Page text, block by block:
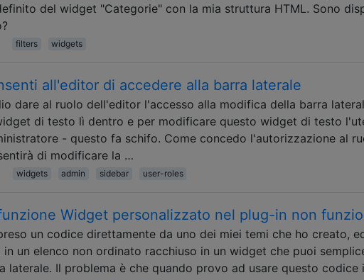
del widget "Categorie" con la mia struttura HTML. Sono
filters widgets
all'editor di accedere alla barra laterale
dare al ruolo dell'editor l'accesso alla modifica della barra
di testo lì dentro e per modificare questo widget di testo
- questo fa schifo. Come concedo l'autorizzazione al
di modificare la …
widgets admin sidebar user-roles
Widget personalizzato nel plug-in non
un codice direttamente da uno dei miei temi che ho creato,
in un elenco non ordinato racchiuso in un widget che puoi
laterale. Il problema è che quando provo ad usare questo codice